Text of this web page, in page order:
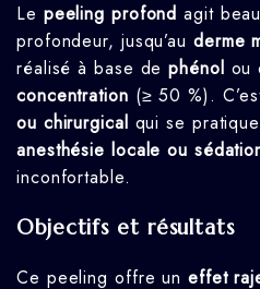
Le peeling profond agit
profondeur, jusqu’au derme
réalisé à base dephénol ou
concentration (≥ 50 %).
ou chirurgical qui se
anesthésie locale ou
inconfortable.
Objectifs et résultats
Ce peeling offre un effet